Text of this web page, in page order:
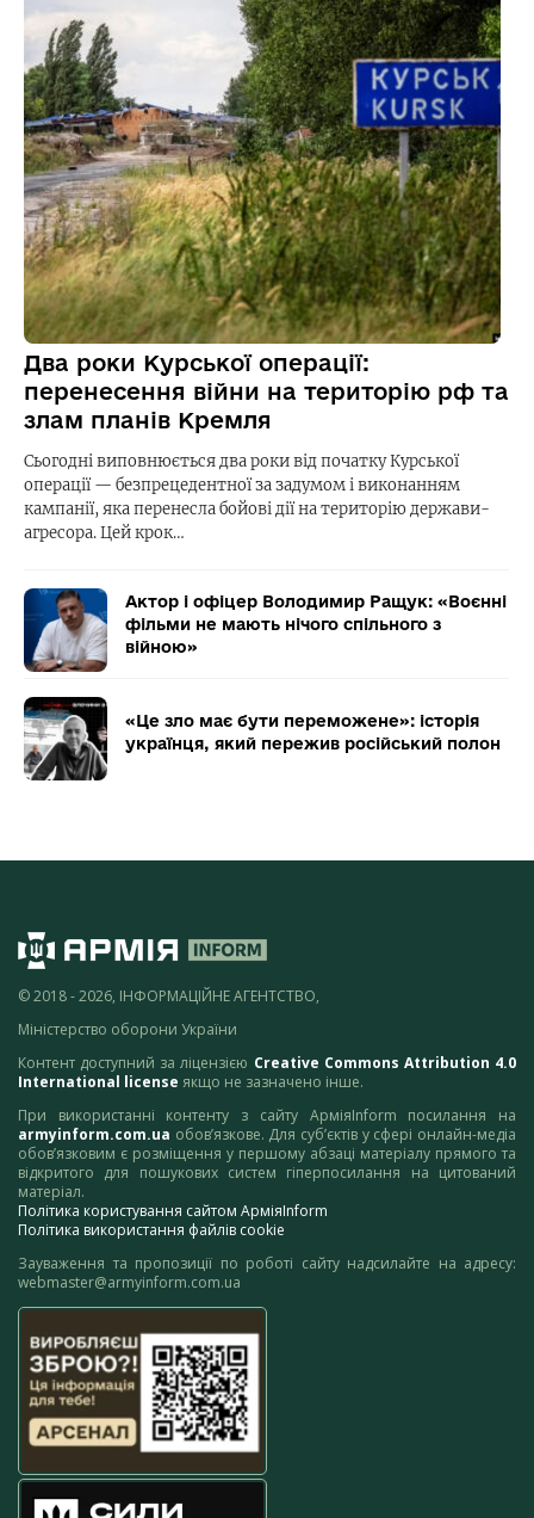
Два роки Курської операції:
перенесення війни на територію рф та
злам планів Кремля
Сьогодні виповнюється два роки від початку Курської
операції — безпрецедентної за задумом і виконанням
кампанії, яка перенесла бойові дії на територію держави-
агресора. Цей крок…
Актор і офіцер Володимир Ращук: «Воєнні
фільми не мають нічого спільного з
війною»
«Це зло має бути переможене»: історія
українця, який пережив російський полон
© 2018 - 2026, ІНФОРМАЦІЙНЕ АГЕНТСТВО,
Міністерство оборони України
Контент доступний за ліцензією Creative Commons Attribution 4.0
International license якщо не зазначено інше.
При використанні контенту з сайту АрміяInform посилання на
armyinform.com.ua обов’язкове. Для суб’єктів у сфері онлайн-медіа
обов’язковим є розміщення у першому абзаці матеріалу прямого та
відкритого для пошукових систем гіперпосилання на цитований
матеріал.
Політика користування сайтом АрміяInform
Політика використання файлів cookie
Зауваження та пропозиції по роботі сайту надсилайте на адресу:
webmaster@armyinform.com.ua